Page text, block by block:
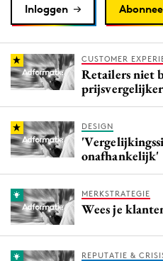
Inloggen
CUSTOMER
Retailers niet
DESIGN
onafhankelijk'
MERKSTRATEGIE
Wees je
REPUTATIE &